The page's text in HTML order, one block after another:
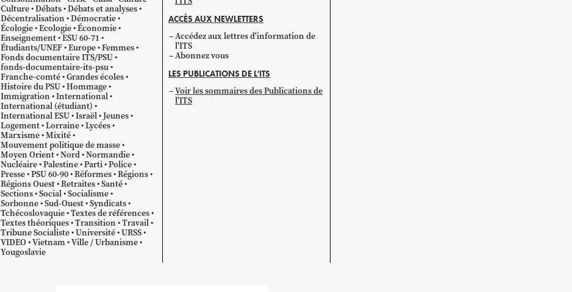
Culture Débats Débats et analyses
Décentralisation Démocratie
Écologie Ecologie Économie
Enseignement ESU 60-71
Étudiants/UNEF Europe Femmes
Fonds documentaire ITS/PSU
fonds-documentaire-its-psu
Franche-comté Grandes écoles
Histoire du PSU Hommage
Immigration International
International (étudiant)
International ESU Israël Jeunes
Logement Lorraine Lycées
Marxisme Mixité
Mouvement politique de masse
Moyen Orient Nord Normandie
Nucléaire Palestine Parti Police
Presse PSU 60-90 Réformes Régions
Régions Ouest Retraites Santé
Sections Social Socialisme
Sorbonne Sud-Ouest Syndicats
Tchécoslovaquie Textes de références
Textes théoriques Transition Travail
Tribune Socialiste Université URSS
VIDEO Vietnam Ville / Urbanisme
Yougoslavie
ACCÈS AUX NEWLETTERS
Accédez aux lettres d'information de
l'ITS
Abonnez vous
LES PUBLICATIONS DE L'ITS
Voir les sommaires des Publications de
l'ITS